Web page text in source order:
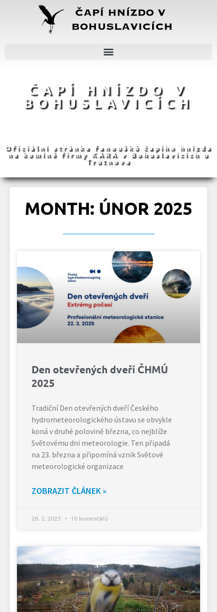
ČAPÍ HNÍZDO V
BOHUSLAVICÍCH
Oficiální stránka fanoušků čapího hnízda
na komíně firmy KARA v Bohuslavicích u
Trutnova
MONTH: ÚNOR 2025
Den otevřených dveří ČHMÚ
2025
Tradiční Den otevřených dveří Českého
hydrometeorologického ústavu se obvykle
koná v druhé polovině března, co nejblíže
Světovému dni meteorologie. Ten připadá
na 23. března a připomíná vznik Světové
meteorologické organizace
ZOBRAZIT ČLÁNEK »
28. 2. 2025 10 komentářů